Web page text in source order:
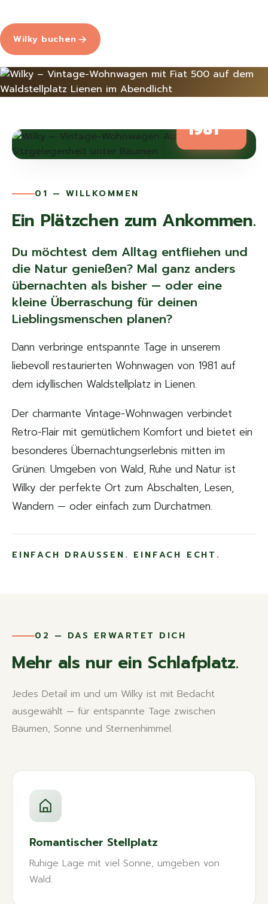
Wilky buchen
1981
01 — WILLKOMMEN
Ein Plätzchen zum Ankommen.
Du möchtest dem Alltag entfliehen und
die Natur genießen? Mal ganz anders
übernachten als bisher — oder eine
kleine Überraschung für deinen
Lieblingsmenschen planen?
Dann verbringe entspannte Tage in unserem
liebevoll restaurierten Wohnwagen von 1981 auf
dem idyllischen Waldstellplatz in Lienen.
Der charmante Vintage-Wohnwagen verbindet
Retro-Flair mit gemütlichem Komfort und bietet ein
besonderes Übernachtungserlebnis mitten im
Grünen. Umgeben von Wald, Ruhe und Natur ist
Wilky der perfekte Ort zum Abschalten, Lesen,
Wandern — oder einfach zum Durchatmen.
EINFACH DRAUSSEN. EINFACH ECHT.
02 — DAS ERWARTET DICH
Mehr als nur ein Schlafplatz.
Jedes Detail im und um Wilky ist mit Bedacht
ausgewählt — für entspannte Tage zwischen
Bäumen, Sonne und Sternenhimmel.
Romantischer Stellplatz
Ruhige Lage mit viel Sonne, umgeben von
Wald.